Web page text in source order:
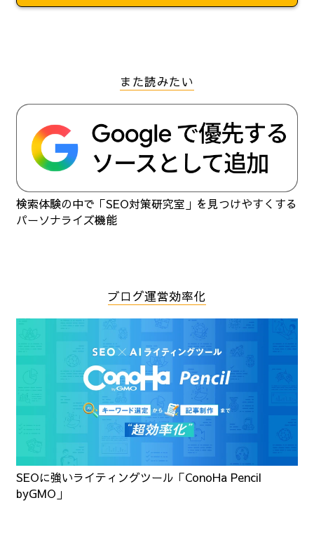
また読みたい
検索体験の中で「SEO対策研究室」を見つけやすくする
パーソナライズ機能
ブログ運営効率化
SEOに強いライティングツール「ConoHa Pencil
byGMO」